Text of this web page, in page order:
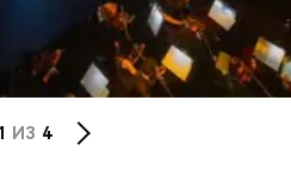
ИЗ 4